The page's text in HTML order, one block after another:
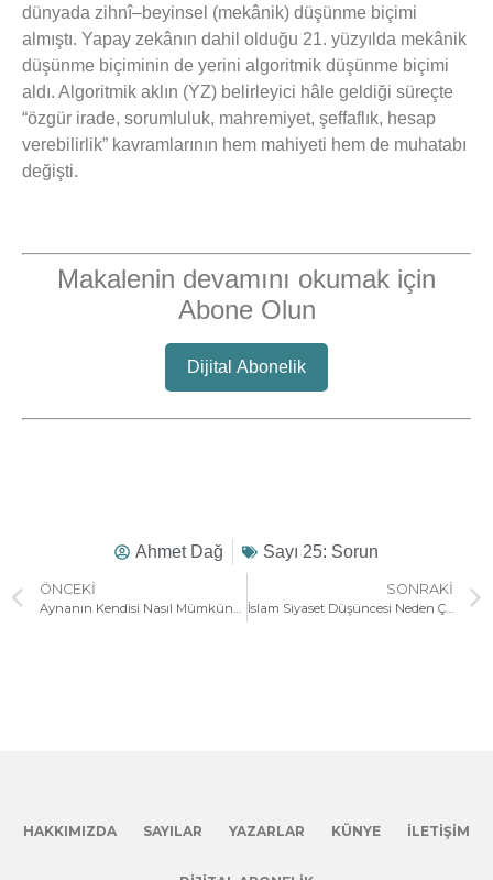
dünyada zihnî–beyinsel (mekânik) düşünme biçimi
almıştı. Yapay zekânın dahil olduğu 21. yüzyılda mekânik
düşünme biçiminin de yerini algoritmik düşünme biçimi
aldı. Algoritmik aklın (YZ) belirleyici hâle geldiği süreçte
“özgür irade, sorumluluk, mahremiyet, şeffaflık, hesap
verebilirlik” kavramlarının hem mahiyeti hem de muhatabı
değişti.
Makalenin devamını okumak için
Abone Olun
Dijital Abonelik
Ahmet Dağ Sayı 25: Sorun
ÖNCEKI
Aynanın Kendisi Nasıl Mümkündür?
SONRAKI
İslam Siyaset Düşüncesi Neden Çağdaşlaşamıyor?
HAKKIMIZDA SAYILAR YAZARLAR KÜNYE İLETIŞIM